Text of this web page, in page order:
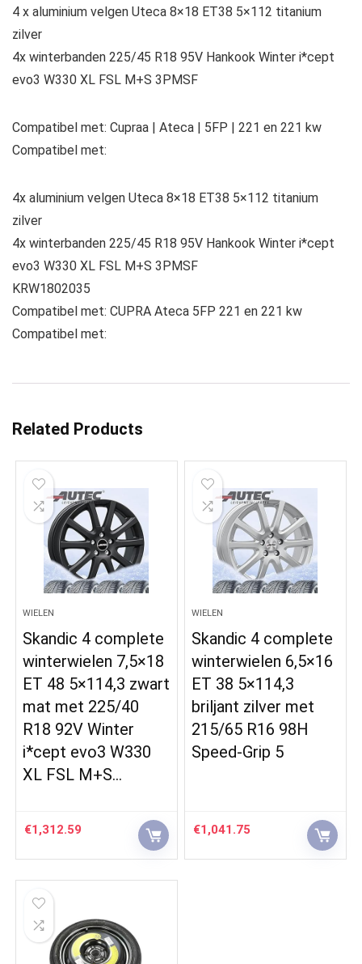
4 x aluminium velgen Uteca 8×18 ET38 5×112 titanium
zilver
4x winterbanden 225/45 R18 95V Hankook Winter i*cept
evo3 W330 XL FSL M+S 3PMSF
Compatibel met: Cupraa | Ateca | 5FP | 221 en 221 kw
Compatibel met:
4x aluminium velgen Uteca 8×18 ET38 5×112 titanium
zilver
4x winterbanden 225/45 R18 95V Hankook Winter i*cept
evo3 W330 XL FSL M+S 3PMSF
KRW1802035
Compatibel met: CUPRA Ateca 5FP 221 en 221 kw
Compatibel met:
Related Products
WIELEN
Skandic 4 complete
winterwielen 7,5×18
ET 48 5×114,3 zwart
mat met 225/40
R18 92V Winter
i*cept evo3 W330
XL FSL M+S…
€1,312.59
WIELEN
Skandic 4 complete
winterwielen 6,5×16
ET 38 5×114,3
briljant zilver met
215/65 R16 98H
Speed-Grip 5
€1,041.75